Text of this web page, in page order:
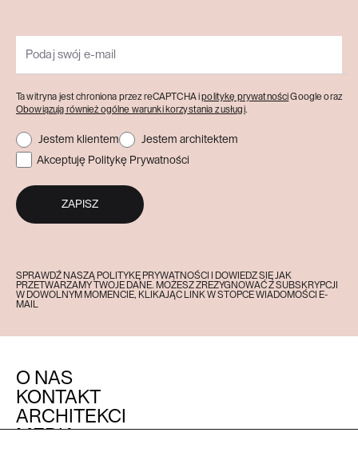
Ta witryna jest chroniona przez reCAPTCHA ipolitykę prywatnościGoogle oraz
Obowiązują również ogólne warunki korzystania z usługi.
Jestem klientem
Jestem architektem
Akceptuję Politykę Prywatności
ZAPISZ
SPRAWDŹ NASZĄ POLITYKĘ PRYWATNOŚCI I DOWIEDZ SIĘ JAK
PRZETWARZAMY TWOJE DANE. MOŻESZ ZREZYGNOWAĆ Z SUBSKRYPCJI
W DOWOLNYM MOMENCIE, KLIKAJĄC LINK W STOPCE WIADOMOŚCI E-
MAIL
O NAS
KONTAKT
ARCHITEKCI
MEDIA